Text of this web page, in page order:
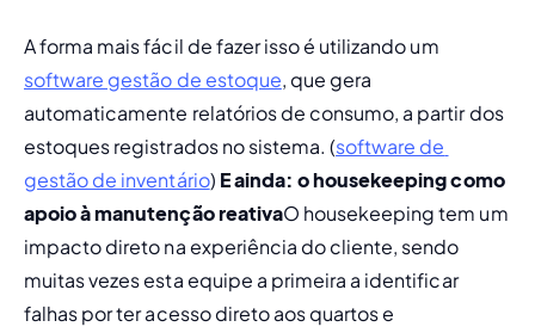
software gestão de estoque, que gera
automaticamente relatórios de consumo, a partir dos
estoques registrados no sistema. (software de
gestão de inventário) E ainda: o housekeeping como
apoio à manutenção reativaO housekeeping tem um
impacto direto na experiência do cliente, sendo
muitas vezes esta equipe a primeira a identificar
falhas por ter acesso direto aos quartos e